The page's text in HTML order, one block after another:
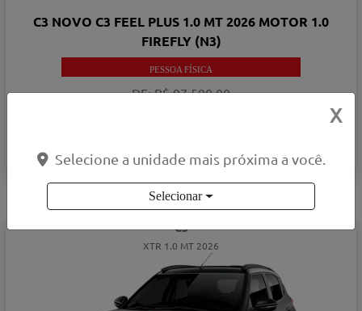
C3 NOVO C3 FEEL PLUS 1.0 MT 2026 MOTOR 1.0
FIREFLY (N3)
PESSOA FÍSICA
DE: R$ 97.590,00
C3
XTR 1.0 MT 2026
X
Selecione a unidade mais próxima a você.
Selecionar